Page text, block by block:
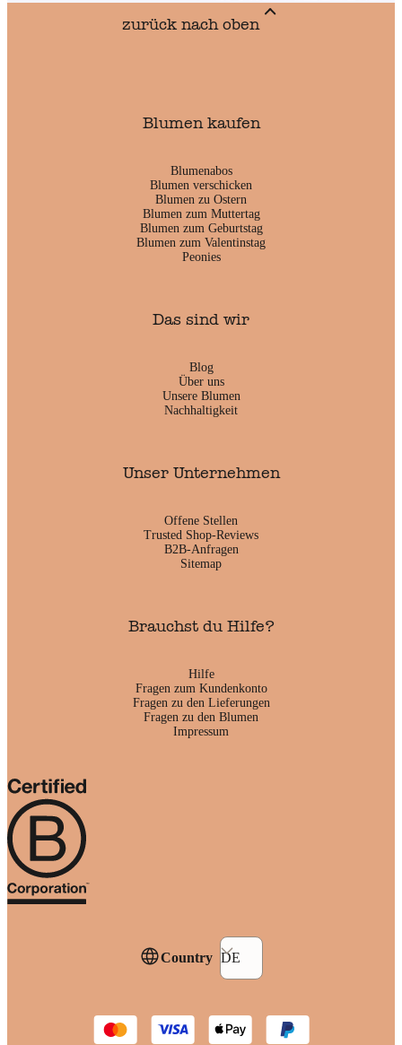
zurück nach oben
Blumen kaufen
Blumenabos
Blumen verschicken
Blumen zu Ostern
Blumen zum Muttertag
Blumen zum Geburtstag
Blumen zum Valentinstag
Peonies
Das sind wir
Blog
Über uns
Unsere Blumen
Nachhaltigkeit
Unser Unternehmen
Offene Stellen
Trusted Shop-Reviews
B2B-Anfragen
Sitemap
Brauchst du Hilfe?
Hilfe
Fragen zum Kundenkonto
Fragen zu den Lieferungen
Fragen zu den Blumen
Impressum
Country DE